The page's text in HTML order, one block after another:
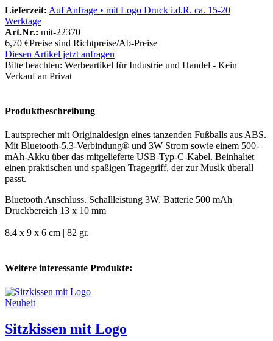
Lieferzeit: Auf Anfrage • mit Logo Druck i.d.R. ca. 15-20
Werktage
Art.Nr.: mit-22370
6,70 €Preise sind Richtpreise/Ab-Preise
Diesen Artikel jetzt anfragen
Bitte beachten: Werbeartikel für Industrie und Handel - Kein
Verkauf an Privat
Produktbeschreibung
Lautsprecher mit Originaldesign eines tanzenden Fußballs aus ABS.
Mit Bluetooth-5.3-Verbindung® und 3W Strom sowie einem 500-
mAh-Akku über das mitgelieferte USB-Typ-C-Kabel. Beinhaltet
einen praktischen und spaßigen Tragegriff, der zur Musik überall
passt.
Bluetooth Anschluss. Schallleistung 3W. Batterie 500 mAh
Druckbereich 13 x 10 mm
8.4 x 9 x 6 cm | 82 gr.
Weitere interessante Produkte:
Neuheit
Sitzkissen mit Logo